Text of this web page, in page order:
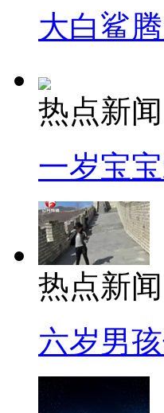
大白鲨
热点新闻
一岁宝
热点新闻
六岁男